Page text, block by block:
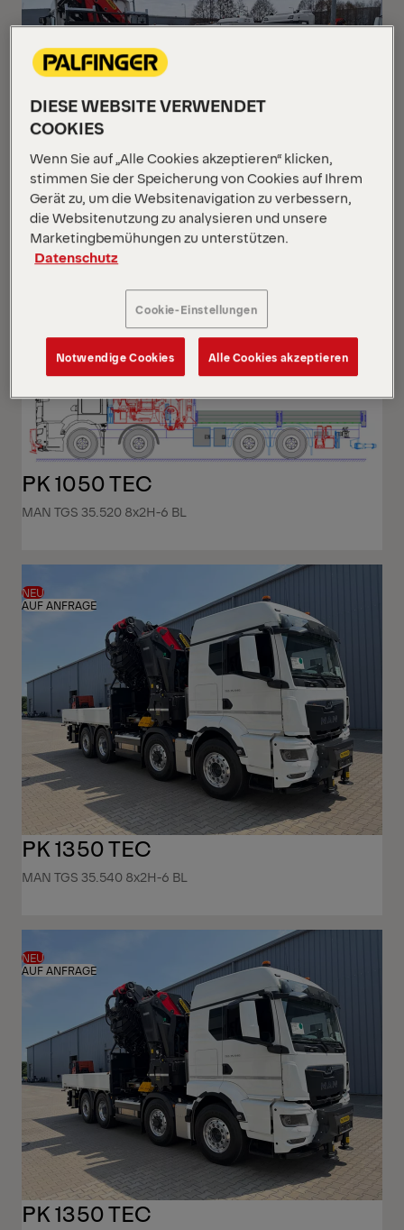
PK 24.001 SLD5
Scania G 420 B6x2*4 NB
PK 1050 TEC
MAN TGS 35.520 8x2H-6 BL
NEU
AUF ANFRAGE
PK 1350 TEC
MAN TGS 35.540 8x2H-6 BL
NEU
AUF ANFRAGE
PK 1350 TEC
DIESE WEBSITE VERWENDET
COOKIES
Wenn Sie auf „Alle Cookies akzeptieren“ klicken,
stimmen Sie der Speicherung von Cookies auf Ihrem
Gerät zu, um die Websitenavigation zu verbessern,
die Websitenutzung zu analysieren und unsere
Marketingbemühungen zu unterstützen.
Datenschutz
Cookie-Einstellungen
Notwendige Cookies Alle Cookies akzeptieren